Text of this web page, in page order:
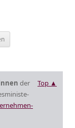
Top ▲
der